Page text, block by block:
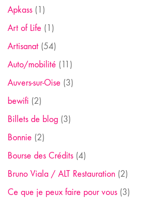
Apkass (1)
Art of Life (1)
Artisanat (54)
Auto/mobilité (11)
Auvers-sur-Oise (3)
bewifi (2)
Billets de blog (3)
Bonnie (2)
Bourse des Crédits (4)
Bruno Viala / ALT Restauration (2)
Ce que je peux faire pour vous (3)